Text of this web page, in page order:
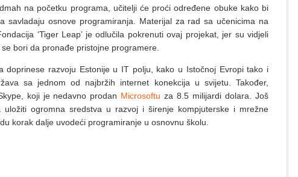
na početku programa, učitelji će proći određene obuke kako bi
savladaju osnove programiranja. Materijal za rad sa učenicima na
‘Tiger Leap’ je odlučila pokrenuti ovaj projekat, jer su vidjeli
bori da pronađe pristojne programere.
doprinese razvoju Estonije u IT polju, kako u Istočnoj Evropi tako i
sa jednom od najbržih internet konekcija u svijetu. Također,
koji je nedavno prodan Microsoftu za 8.5 milijardi dolara. Još
uložiti ogromna sredstva u razvoj i širenje kompjuterske i mrežne
korak dalje uvodeći programiranje u osnovnu školu.